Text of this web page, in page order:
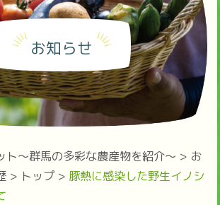
お知らせ
ト～群馬の多彩な農産物を紹介～ > お
> トップ> 豚熱に感染した野生イノシ